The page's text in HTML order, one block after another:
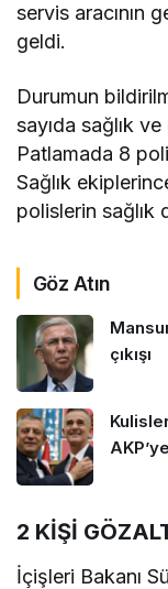
servis aracının
geldi.
Durumun
sayıda sağlık
Patlamada 8
Sağlık
polislerin sağlık
Göz Atın
çıkışı
2 KİŞİ
İçişleri Bakanı